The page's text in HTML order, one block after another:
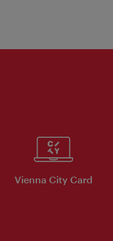
Vienna City Card